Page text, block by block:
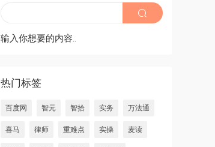
输入你想要的内容..
热门标签
百度网 智元 智拾 实务 万法通
喜马 律师 重难点 实操 麦读